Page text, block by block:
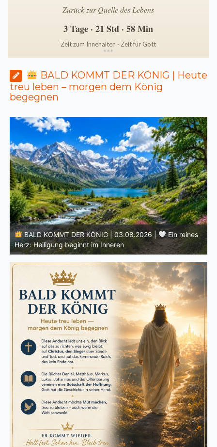
Zurück zur Quelle des Lebens
3 Tage · 21 Std · 58 Min
Zeit zum Innehalten · Zeit für Gott
***
BALD KOMMT DER KÖNIG | Heute
treu leben – morgen dem König
begegnen
reines BALD KOMMT DER KÖNIG | 02.08.2026 |
ähnlicher werden: Verwandlung von innen heraus